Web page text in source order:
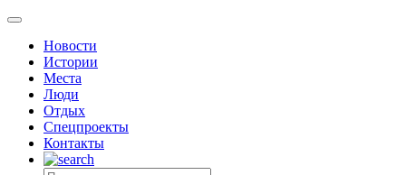
Новости
Истории
Места
Люди
Отдых
Спецпроекты
Контакты